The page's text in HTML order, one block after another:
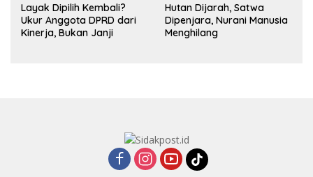
Layak Dipilih Kembali?
Ukur Anggota DPRD dari
Kinerja, Bukan Janji
Hutan Dijarah, Satwa
Dipenjara, Nurani Manusia
Menghilang